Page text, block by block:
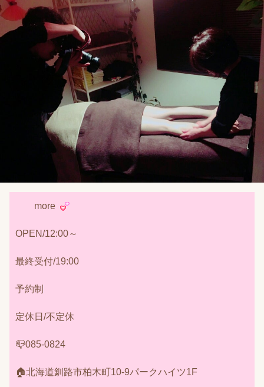
more
OPEN/12:00～
最終受付/19:00
予約制
定休日/不定休
📪085-0824
🏠北海道釧路市柏木町10-9パークハイツ1F